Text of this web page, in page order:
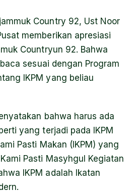
Country 92, Ust Noor
memberikan apresiasi
Countryun 92. Bahwa
sesuai dengan Program
IKPM yang beliau
bahwa harus ada
yang terjadi pada IKPM
Pasti Makan (IKPM) yang
Pasti Masyhgul Kegiatan
IKPM adalah Ikatan